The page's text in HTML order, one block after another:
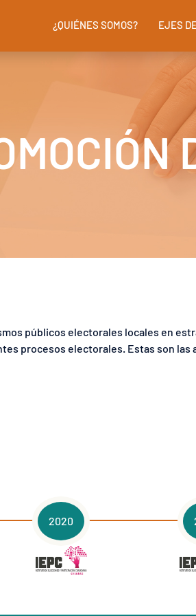
¿QUIÉNES SOMOS? EJES
públicos electorales locales en
procesos electorales. Estas son las
2020